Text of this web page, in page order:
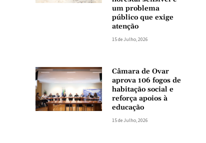
um problema
público que exige
atenção
15 de Julho, 2026
Câmara de Ovar
aprova 106 fogos de
habitação social e
reforça apoios à
educação
15 de Julho, 2026